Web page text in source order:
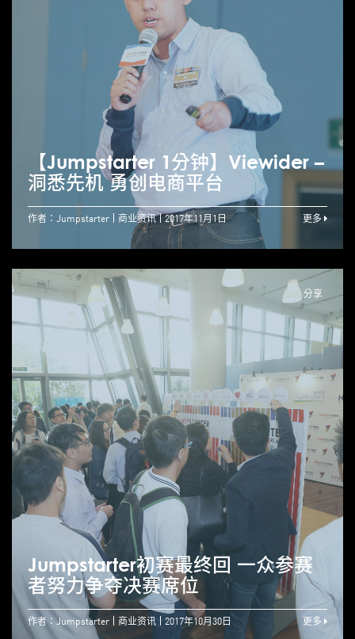
【Jumpstarter 1分钟】Viewider –
洞悉先机 勇创电商平台
作者：Jumpstarter 商业资讯 2017年11月1日 更多
分享
Jumpstarter初赛最终回 一众参赛
者努力争夺决赛席位
作者：Jumpstarter 商业资讯 2017年10月30日 更多